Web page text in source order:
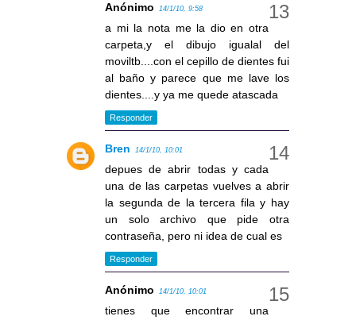
Anónimo 14/1/10, 9:58
a mi la nota me la dio en otra
carpeta,y el dibujo igualal del
moviltb....con el cepillo de dientes fui
al baño y parece que me lave los
dientes....y ya me quede atascada
Responder
Bren 14/1/10, 10:01
depues de abrir todas y cada
una de las carpetas vuelves a abrir
la segunda de la tercera fila y hay
un solo archivo que pide otra
contraseña, pero ni idea de cual es
Responder
Anónimo 14/1/10, 10:01
tienes que encontrar una